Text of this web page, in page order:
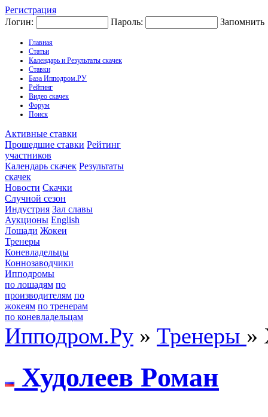
Регистрация
Логин:
Пароль: Запомнить
Главная
Статьи
Календарь и Результаты скачек
Ставки
База Ипподром.РУ
Рейтинг
Видео скачек
Форум
Поиск
Активные ставки
Прошедшие ставки Рейтинг
участников
Календарь скачек Результаты
скачек
Новости Скачки
Случной сезон
Индустрия Зал славы
Аукционы English
Лошади Жокеи
Тренеры
Коневладельцы
Коннозаводчики
Ипподромы
по лошадям по
производителям по
жокеям по тренерам
по коневладельцам
Ипподром.Ру » Тренеры »
Худолеев Pомaн